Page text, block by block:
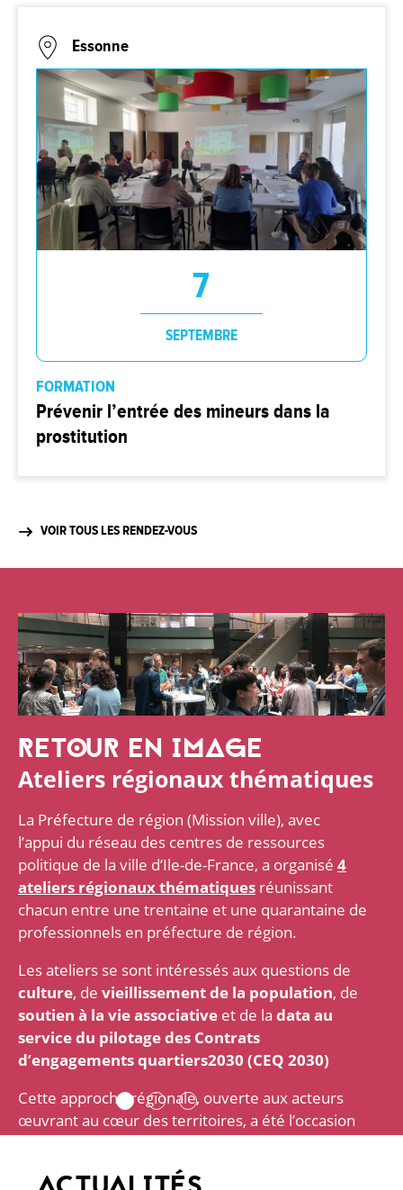
Essonne
7
SEPTEMBRE
FORMATION
Prévenir l’entrée des mineurs dans la
prostitution
VOIR TOUS LES RENDEZ-VOUS
RETOUR EN IMAGE
Ateliers régionaux thématiques
La Préfecture de région (Mission ville), avec
l’appui du réseau des centres de ressources
politique de la ville d’Ile-de-France, a organisé 4
ateliers régionaux thématiques réunissant
chacun entre une trentaine et une quarantaine de
professionnels en préfecture de région.
Les ateliers se sont intéressés aux questions de
culture, de vieillissement de la population, de
soutien à la vie associative et de la data au
service du pilotage des Contrats
d’engagements quartiers2030 (CEQ 2030)
Cette approche régionale, ouverte aux acteurs
œuvrant au cœur des territoires, a été l’occasion
1. Partager des constats